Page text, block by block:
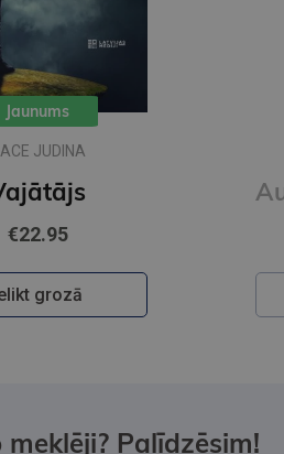
Jaunums
JUDINA
€22.95
grozā
Palīdzēsim!